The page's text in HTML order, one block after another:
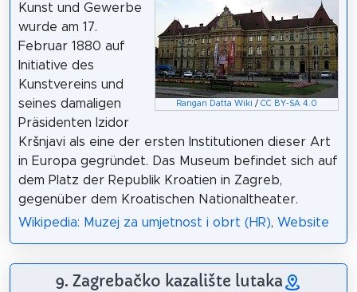
Rangan Datta Wiki /CC BY-SA 4.0
Kunst und Gewerbe
wurde am 17.
Februar 1880 auf
Initiative des
Kunstvereins und
seines damaligen
Präsidenten Izidor
Kršnjavi als eine der ersten Institutionen dieser Art
in Europa gegründet. Das Museum befindet sich auf
dem Platz der Republik Kroatien in Zagreb,
gegenüber dem Kroatischen Nationaltheater.
Wikipedia: Muzej za umjetnost i obrt (HR), Website
9. Zagrebačko kazalište lutaka